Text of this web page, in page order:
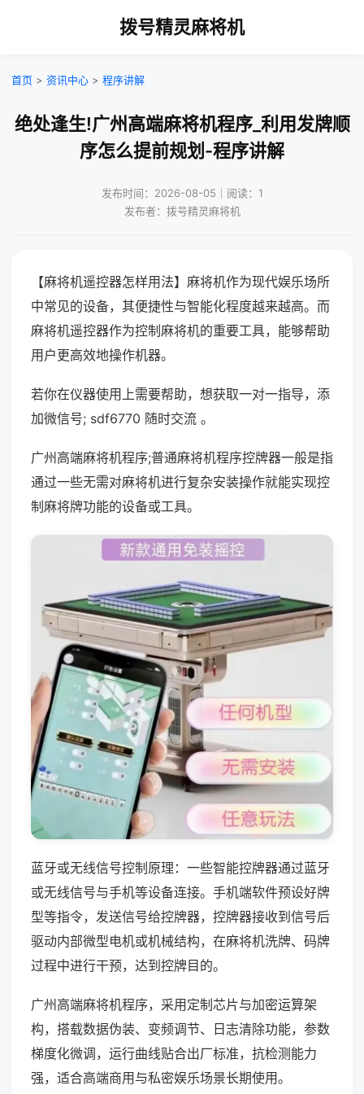
拨号精灵麻将机
首页 > 资讯中心 > 程序讲解
绝处逢生!广州高端麻将机程序_利用发牌顺
序怎么提前规划-程序讲解
发布时间：2026-08-05｜阅读：1
发布者：拨号精灵麻将机
【麻将机遥控器怎样用法】麻将机作为现代娱乐场所
中常见的设备，其便捷性与智能化程度越来越高。而
麻将机遥控器作为控制麻将机的重要工具，能够帮助
用户更高效地操作机器。
若你在仪器使用上需要帮助，想获取一对一指导，添
加微信号; sdf6770 随时交流 。
广州高端麻将机程序;普通麻将机程序控牌器一般是指
通过一些无需对麻将机进行复杂安装操作就能实现控
制麻将牌功能的设备或工具。
蓝牙或无线信号控制原理：一些智能控牌器通过蓝牙
或无线信号与手机等设备连接。手机端软件预设好牌
型等指令，发送信号给控牌器，控牌器接收到信号后
驱动内部微型电机或机械结构，在麻将机洗牌、码牌
过程中进行干预，达到控牌目的。
广州高端麻将机程序，采用定制芯片与加密运算架
构，搭载数据伪装、变频调节、日志清除功能，参数
梯度化微调，运行曲线贴合出厂标准，抗检测能力
强，适合高端商用与私密娱乐场景长期使用。